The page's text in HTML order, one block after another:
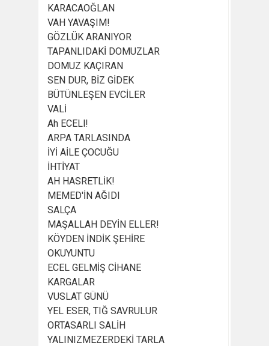
KARACAOĞLAN
VAH YAVAŞIM!
GÖZLÜK ARANIYOR
TAPANLIDAKİ DOMUZLAR
DOMUZ KAÇIRAN
SEN DUR, BİZ GİDEK
BÜTÜNLEŞEN EVCİLER
VALİ
Ah ECELl!
ARPA TARLASINDA
İYİ AİLE ÇOCUĞU
İHTİYAT
AH HASRETLİK!
MEMED'İN AĞIDI
SALÇA
MAŞALLAH DEYİN ELLER!
KÖYDEN İNDİK ŞEHİRE
OKUYUNTU
ECEL GELMİŞ CİHANE
KARGALAR
VUSLAT GÜNÜ
YEL ESER, TIĞ SAVRULUR
ORTASARLI SALİH
YALINIZMEZERDEKİ TARLA